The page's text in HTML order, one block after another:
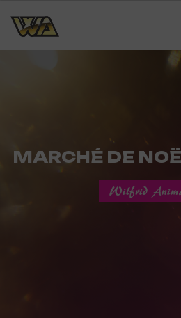
MARCHÉ DE
Wilfrid